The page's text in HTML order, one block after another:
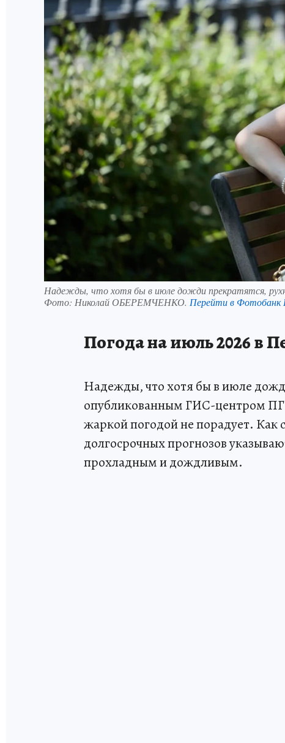
Надежды, что хотя бы в июле дожди прекратятся,
Фото: Николай ОБЕРЕМЧЕНКО. Перейти в
Погода на июль 2026 в
Надежды, что хотя бы в июле
опубликованным ГИС-центром
жаркой погодой не порадует.
долгосрочных прогнозов
прохладным и дождливым.